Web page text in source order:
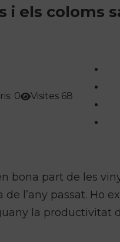
i els coloms
0 Visites 68
bona part de les
l’any passat. Ho
la productivitat